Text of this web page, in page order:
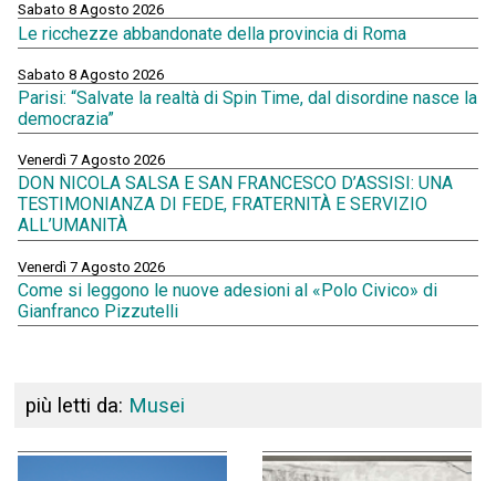
Sabato 8 Agosto 2026
Le ricchezze abbandonate della provincia di Roma
Sabato 8 Agosto 2026
Parisi: “Salvate la realtà di Spin Time, dal disordine nasce la
democrazia”
Venerdì 7 Agosto 2026
DON NICOLA SALSA E SAN FRANCESCO D’ASSISI: UNA
TESTIMONIANZA DI FEDE, FRATERNITÀ E SERVIZIO
ALL’UMANITÀ
Venerdì 7 Agosto 2026
Come si leggono le nuove adesioni al «Polo Civico» di
Gianfranco Pizzutelli
più letti da: Musei